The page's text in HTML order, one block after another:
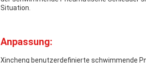
Situation.
Anpassung:
Xincheng benutzerdefinierte schwimmende